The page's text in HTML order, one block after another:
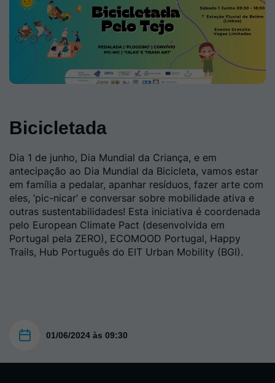
Bicicletada
Dia 1 de junho, Dia Mundial da Criança, e em
antecipação ao Dia Mundial da Bicicleta, vamos estar
em família a pedalar, apanhar resíduos, fazer arte com
eles, ‘pic-nicar’ e conversar sobre mobilidade ativa e
outras sustentabilidades! Esta iniciativa é coordenada
pelo European Climate Pact (desenvolvida em
Portugal pela ZERO), ECOMOOD Portugal, Happy
Trails, Hub Português do EIT Urban Mobility (BGI).
01/06/2024 às 09:30